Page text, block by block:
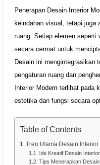
Penerapan Desain Interior
keindahan visual, tetapi juga
ruang. Setiap elemen seperti
secara cermat untuk
Desain ini mengintegrasikan
pengaturan ruang dan
Interior Modern terlihat pada
estetika dan fungsi secara
Table of Contents
Tren Utama Desain
Ide Kreatif Desain
Tips Menerapkan